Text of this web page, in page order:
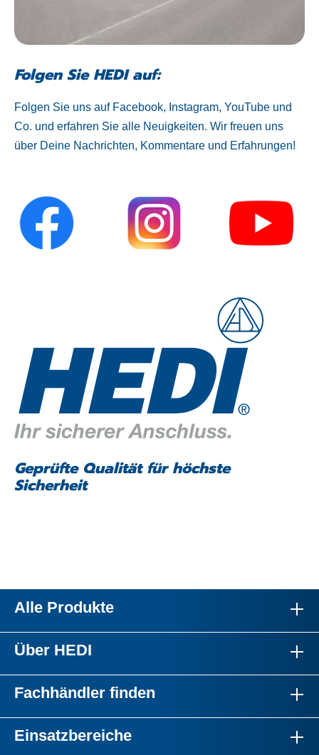
Folgen Sie HEDI auf:
Folgen Sie uns auf Facebook, Instagram, YouTube und
Co. und erfahren Sie alle Neuigkeiten. Wir freuen uns
über Deine Nachrichten, Kommentare und Erfahrungen!
Geprüfte Qualität für höchste
Sicherheit
Alle Produkte
Über HEDI
Fachhändler finden
Einsatzbereiche